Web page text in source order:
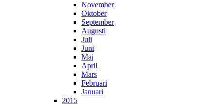
November
Oktober
September
Augusti
Juli
Juni
Maj
April
Mars
Februari
Januari
2015